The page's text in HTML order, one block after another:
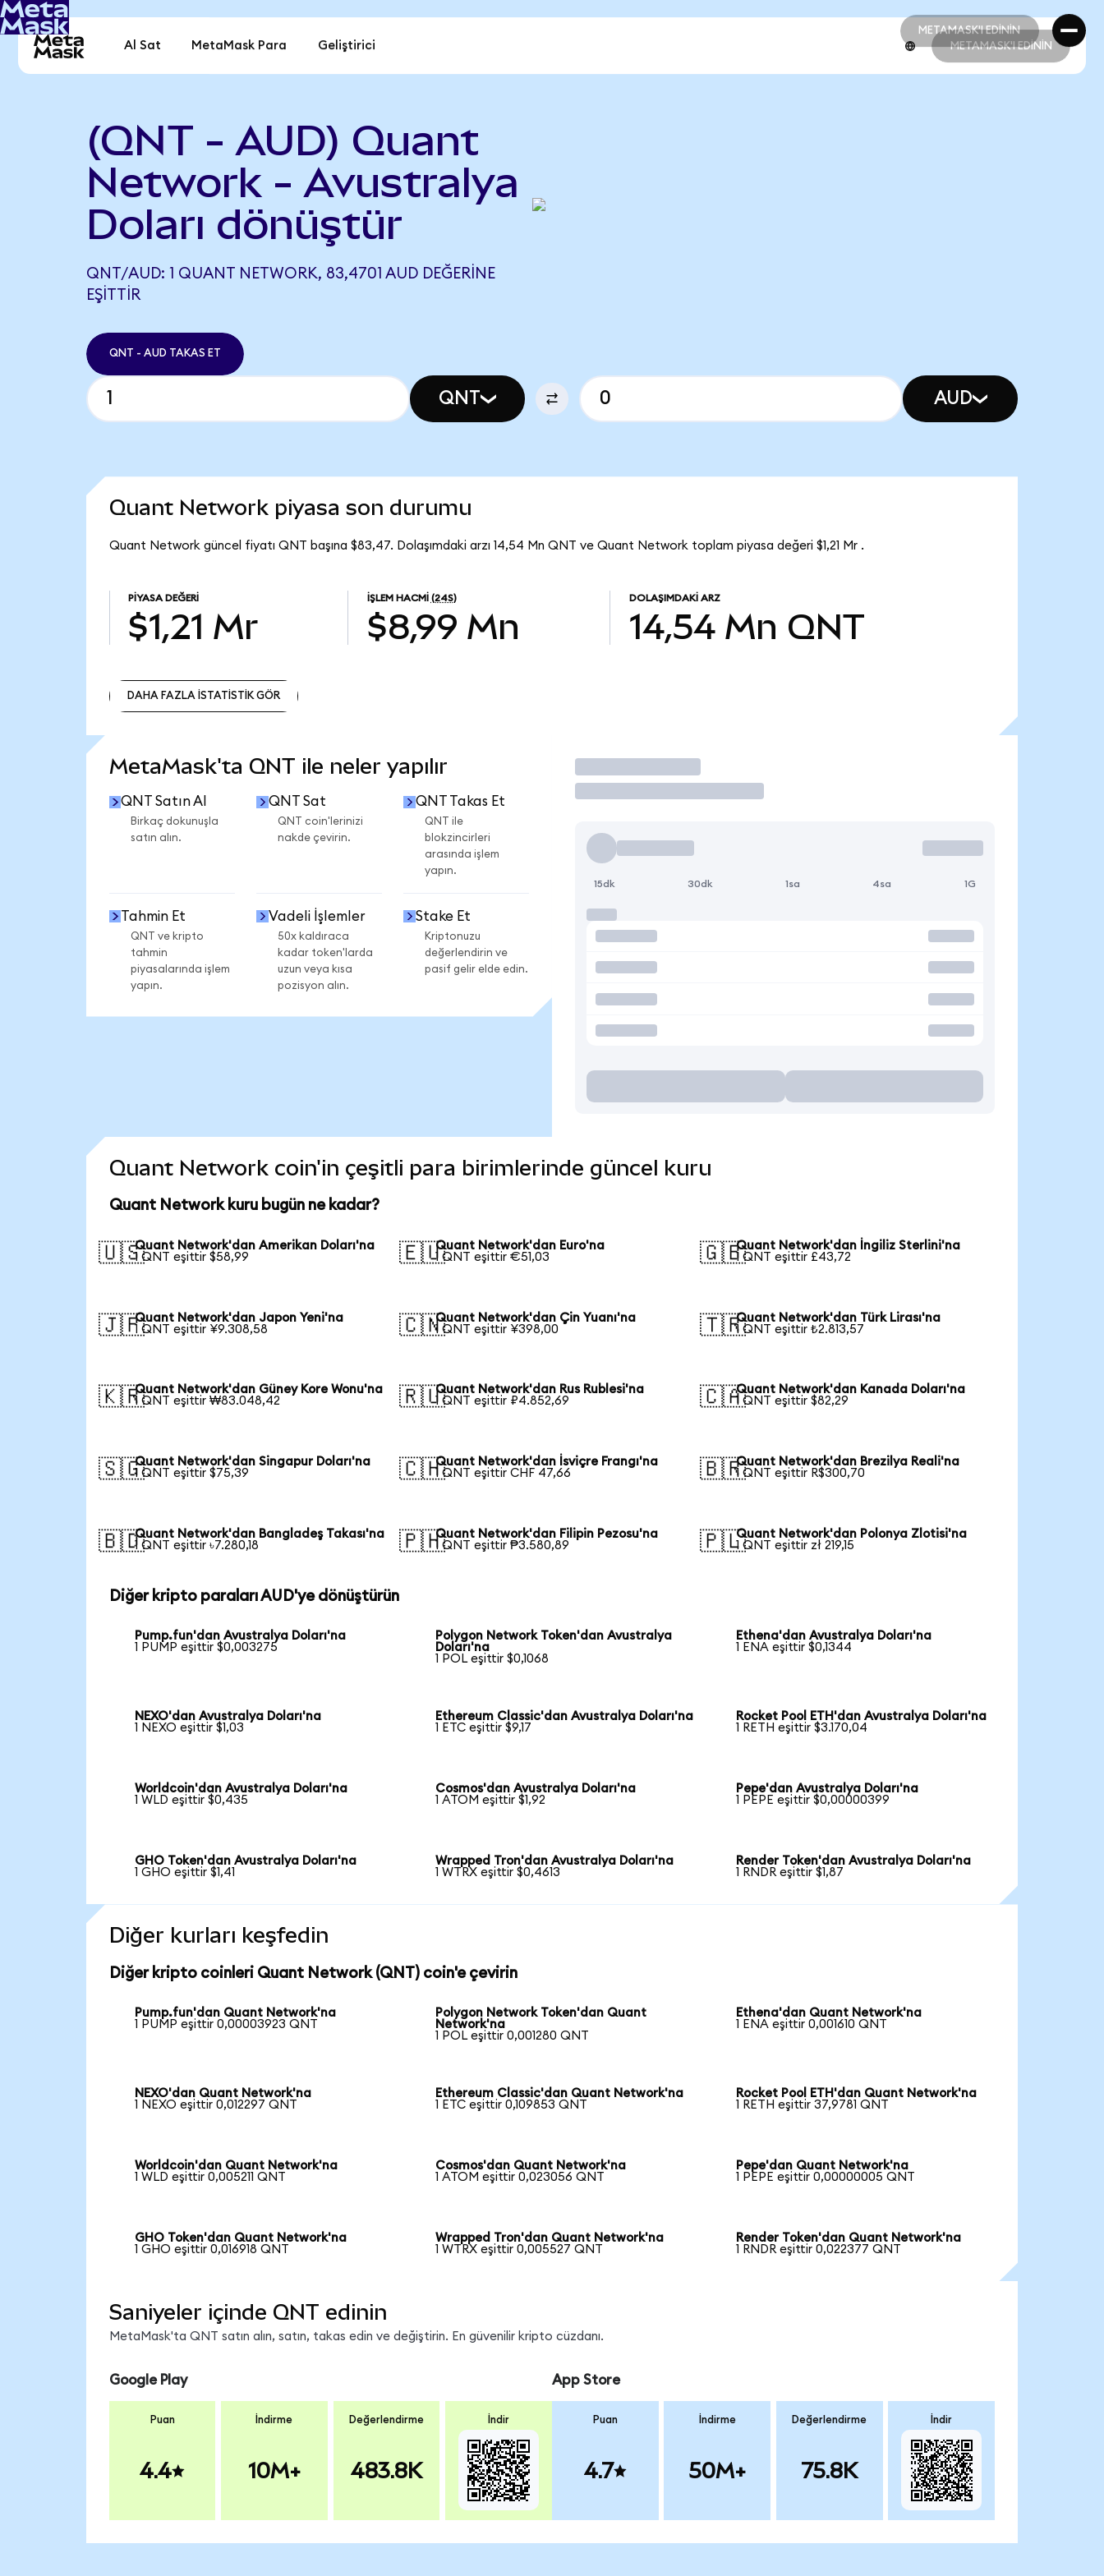
METAMASK'I EDİNİN
METAMASK'I EDİNİN
Al Sat MetaMask Para Geliştirici METAMASK'I EDİNİN
(QNT - AUD) Quant
Network - Avustralya
Doları dönüştür
QNT/AUD: 1 QUANT NETWORK, 83,4701 AUD DEĞERINE
EŞITTIR
QNT - AUD TAKAS ET
QNT AUD
Quant Network piyasa son durumu
Quant Network güncel fiyatı QNT başına $83,47. Dolaşımdaki arzı 14,54 Mn QNT ve Quant Network toplam piyasa değeri $1,21 Mr .
PIYASA DEĞERI
$1,21 Mr
İŞLEM HACMI (24S)
$8,99 Mn
DOLAŞIMDAKI ARZ
14,54 Mn QNT
DAHA FAZLA İSTATİSTİK GÖR
MetaMask'ta QNT ile neler yapılır
QNT Satın Al
Birkaç dokunuşla
satın alın.
QNT Sat
QNT coin'lerinizi
nakde çevirin.
QNT Takas Et
QNT ile
blokzincirleri
arasında işlem
yapın.
Tahmin Et
QNT ve kripto
tahmin
piyasalarında işlem
yapın.
Vadeli İşlemler
50x kaldıraca
kadar token'larda
uzun veya kısa
pozisyon alın.
Stake Et
Kriptonuzu
değerlendirin ve
pasif gelir elde edin.
İşlem Yap
15dk 30dk 1sa 4sa 1G
Quant Network coin'in çeşitli para birimlerinde güncel kuru
Quant Network kuru bugün ne kadar?
🇺🇸Quant Network'dan Amerikan Doları'na
1 QNT eşittir $58,99
🇪🇺Quant Network'dan Euro'na
1 QNT eşittir €51,03
🇬🇧Quant Network'dan İngiliz Sterlini'na
1 QNT eşittir £43,72
🇯🇵Quant Network'dan Japon Yeni'na
1 QNT eşittir ¥9.308,58
🇨🇳Quant Network'dan Çin Yuanı'na
1 QNT eşittir ¥398,00
🇹🇷Quant Network'dan Türk Lirası'na
1 QNT eşittir ₺2.813,57
🇰🇷Quant Network'dan Güney Kore Wonu'na
1 QNT eşittir ₩83.048,42
🇷🇺Quant Network'dan Rus Rublesi'na
1 QNT eşittir ₽4.852,69
🇨🇦Quant Network'dan Kanada Doları'na
1 QNT eşittir $82,29
🇸🇬Quant Network'dan Singapur Doları'na
1 QNT eşittir $75,39
🇨🇭Quant Network'dan İsviçre Frangı'na
1 QNT eşittir CHF 47,66
🇧🇷Quant Network'dan Brezilya Reali'na
1 QNT eşittir R$300,70
🇧🇩Quant Network'dan Bangladeş Takası'na
1 QNT eşittir ৳7.280,18
🇵🇭Quant Network'dan Filipin Pezosu'na
1 QNT eşittir ₱3.580,89
🇵🇱Quant Network'dan Polonya Zlotisi'na
1 QNT eşittir zł 219,15
Diğer kripto paraları AUD'ye dönüştürün
Pump.fun'dan Avustralya Doları'na
1 PUMP eşittir $0,003275
Polygon Network Token'dan Avustralya
Doları'na
1 POL eşittir $0,1068
Ethena'dan Avustralya Doları'na
1 ENA eşittir $0,1344
NEXO'dan Avustralya Doları'na
1 NEXO eşittir $1,03
Ethereum Classic'dan Avustralya Doları'na
1 ETC eşittir $9,17
Rocket Pool ETH'dan Avustralya Doları'na
1 RETH eşittir $3.170,04
Worldcoin'dan Avustralya Doları'na
1 WLD eşittir $0,435
Cosmos'dan Avustralya Doları'na
1 ATOM eşittir $1,92
Pepe'dan Avustralya Doları'na
1 PEPE eşittir $0,00000399
GHO Token'dan Avustralya Doları'na
1 GHO eşittir $1,41
Wrapped Tron'dan Avustralya Doları'na
1 WTRX eşittir $0,4613
Render Token'dan Avustralya Doları'na
1 RNDR eşittir $1,87
Diğer kurları keşfedin
Diğer kripto coinleri Quant Network (QNT) coin'e çevirin
Pump.fun'dan Quant Network'na
1 PUMP eşittir 0,00003923 QNT
Polygon Network Token'dan Quant
Network'na
1 POL eşittir 0,001280 QNT
Ethena'dan Quant Network'na
1 ENA eşittir 0,001610 QNT
NEXO'dan Quant Network'na
1 NEXO eşittir 0,012297 QNT
Ethereum Classic'dan Quant Network'na
1 ETC eşittir 0,109853 QNT
Rocket Pool ETH'dan Quant Network'na
1 RETH eşittir 37,9781 QNT
Worldcoin'dan Quant Network'na
1 WLD eşittir 0,005211 QNT
Cosmos'dan Quant Network'na
1 ATOM eşittir 0,023056 QNT
Pepe'dan Quant Network'na
1 PEPE eşittir 0,00000005 QNT
GHO Token'dan Quant Network'na
1 GHO eşittir 0,016918 QNT
Wrapped Tron'dan Quant Network'na
1 WTRX eşittir 0,005527 QNT
Render Token'dan Quant Network'na
1 RNDR eşittir 0,022377 QNT
Saniyeler içinde QNT edinin
MetaMask'ta QNT satın alın, satın, takas edin ve değiştirin. En güvenilir kripto cüzdanı.
Google Play
Puan
4.4
İndirme
10M+
Değerlendirme
483.8K
İndir
App Store
Puan
4.7
İndirme
50M+
Değerlendirme
75.8K
İndir